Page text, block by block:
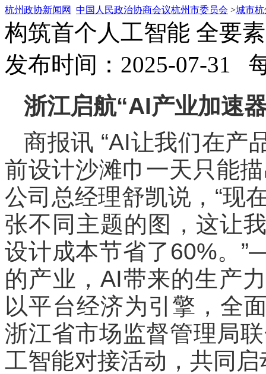
杭州政协新闻网 中国人民政治协商会议杭州市委员会 >城市杭
构筑首个人工智能 全要
发布时间：2025-07-31
浙江启航“AI产业加速
商报讯 “AI让我们在产
前设计沙滩巾一天只能
公司总经理舒凯说，“现
张不同主题的图，这让
设计成本节省了60%。
的产业，AI带来的生产
以平台经济为引擎，全
浙江省市场监督管理局
工智能对接活动，共同启